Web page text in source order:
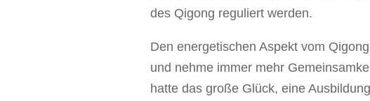
des Qigong reguliert werden.
Den energetischen Aspekt vom
und nehme immer mehr
hatte das große Glück, eine